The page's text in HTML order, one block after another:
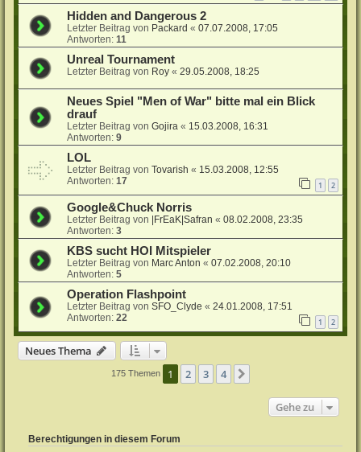
Hidden and Dangerous 2
Letzter Beitrag von Packard «07.07.2008, 17:05
Antworten:11
Unreal Tournament
Letzter Beitrag von Roy «29.05.2008, 18:25
Neues Spiel "Men of War" bitte mal ein Blick
drauf
Letzter Beitrag vonGojira « 15.03.2008, 16:31
Antworten:9
LOL
Letzter Beitrag vonTovarish « 15.03.2008, 12:55
Antworten:17 1 2
Google&Chuck Norris
Letzter Beitrag von |FrEaK|Safran «08.02.2008, 23:35
Antworten:3
KBS sucht HOI Mitspieler
Letzter Beitrag von Marc Anton «07.02.2008, 20:10
Antworten:5
Operation Flashpoint
Letzter Beitrag vonSFO_Clyde «24.01.2008, 17:51
Antworten:22 1 2
Neues Thema
175 Themen 1 2 3 4
Gehe zu
Berechtigungen in diesem Forum